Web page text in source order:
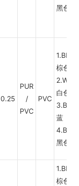
黑色
0.25
PUR
/
PVC
PVC
1.BN
棕色
2.WH
白色
3.BU
蓝
4.BK
黑色
1.BN
棕色